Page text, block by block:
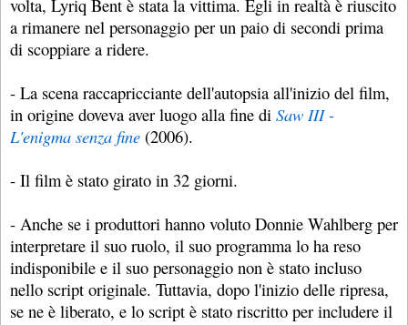
volta, Lyriq Bent è stata la vittima. Egli in realtà è riuscito
a rimanere nel personaggio per un paio di secondi prima
di scoppiare a ridere.
- La scena raccapricciante dell'autopsia all'inizio del film,
in origine doveva aver luogo alla fine di Saw III -
L'enigma senza fine (2006).
- Il film è stato girato in 32 giorni.
- Anche se i produttori hanno voluto Donnie Wahlberg per
interpretare il suo ruolo, il suo programma lo ha reso
indisponibile e il suo personaggio non è stato incluso
nello script originale. Tuttavia, dopo l'inizio delle ripresa,
se ne è liberato, e lo script è stato riscritto per includere il